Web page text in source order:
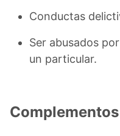
Conductas
Ser abusados
un particular.